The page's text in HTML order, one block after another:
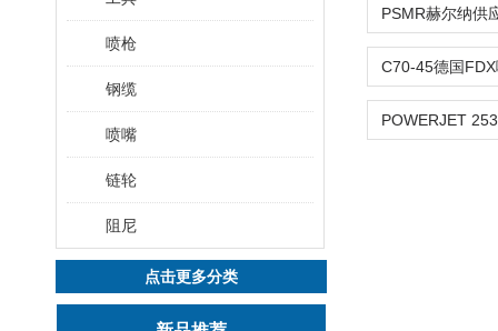
喷枪
钢缆
喷嘴
链轮
阻尼
点击更多分类